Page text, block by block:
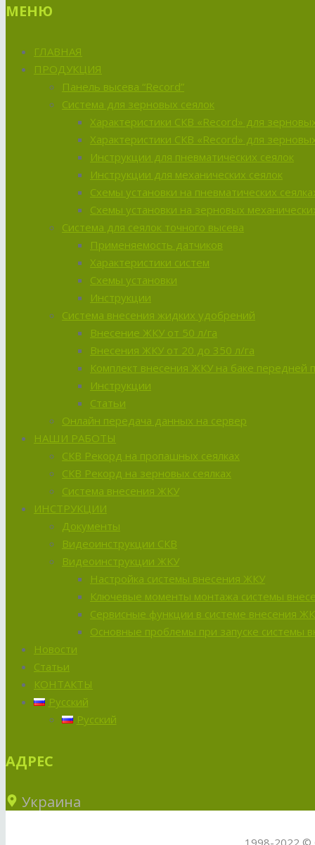
МЕНЮ
ГЛАВНАЯ
ПРОДУКЦИЯ
Панель высева “Record”
Система для зерновых сеялок
Характеристики СКВ «Record» для
Характеристики СКВ «Record» для
Инструкции для пневматических сеялок
Инструкции для механических сеялок
Схемы установки на пневматических
Схемы установки на зерновых
Система для сеялок точного высева
Применяемость датчиков
Характеристики систем
Схемы установки
Инструкции
Система внесения жидких удобрений
Внесение ЖКУ от 50 л/га
Внесения ЖКУ от 20 до 350 л/га
Комплект внесения ЖКУ на баке передней
Инструкции
Статьи
Онлайн передача данных на сервер
НАШИ РАБОТЫ
СКВ Рекорд на пропашных сеялках
СКВ Рекорд на зерновых сеялках
Система внесения ЖКУ
ИНСТРУКЦИИ
Документы
Видеоинструкции СКВ
Видеоинструкции ЖКУ
Настройка системы внесения ЖКУ
Ключевые моменты монтажа системы
Сервисные функции в системе внесения
Основные проблемы при запуске системы
Новости
Статьи
КОНТАКТЫ
Русский
Русский
АДРЕС
Украина